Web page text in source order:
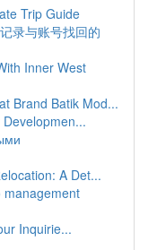
Trip Guide
录与账号找回的
Inner West
Brand Batik Mod...
A Det...
management
Inquirie...